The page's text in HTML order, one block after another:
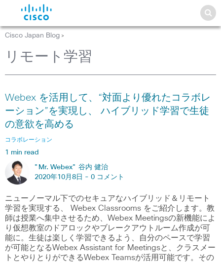
Cisco Japan Blog >
リモート学習
Webex を活用して、“対面より優れたコラボレ
ーション”を実現し、 ハイブリッド学習で生徒
の意欲を高める
コラボレーション
1 min read
"Mr. Webex" 谷内 健治
2020年10月8日 - 0 コメント
ニューノーマル下でのセキュアなハイブリッド＆リモート
学習を実現する、 Webex Classrooms をご紹介します。教
師は授業へ集中させるため、Webex Meetingsの新機能によ
り仮想教室のドアロックやブレークアウトルーム作成が可
能に。生徒は楽しく学習できるよう、自分のペースで学習
が可能となるWebex Assistant for Meetingsと、クラスメー
トとやりとりができるWebex Teamsが活用可能です。その